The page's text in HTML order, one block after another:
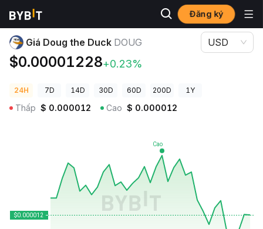
Đăng ký
Giá Tiền Điện Tử
Giá Doug the Duck DOUG
$0.00001228+0.23%
USD
24H 7D 14D 30D 60D 200D 1Y
Thấp $ 0.000012 Cao $ 0.000012